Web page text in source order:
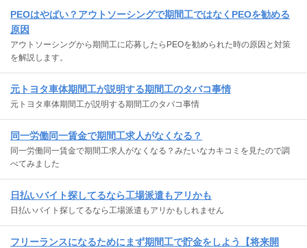
PEOはやばい？アウトソーシングで期間工ではなくPEOを勧める
原因
アウトソーシングから期間工に応募したらPEOを勧められた時の原因と対策
を解説します。
元トヨタ車体期間工が説明する期間工のタバコ事情
元トヨタ車体期間工が説明する期間工のタバコ事情
同一労働同一賃金で期間工求人がなくなる？
同一労働同一賃金で期間工求人がなくなる？みたいなカキコミを見たので調
べてみました
日払いバイト探してるなら工場派遣もアリかも
日払いバイト探してるなら工場派遣もアリかもしれません
フリーランスになるためにまず期間工で貯金をしよう【将来開